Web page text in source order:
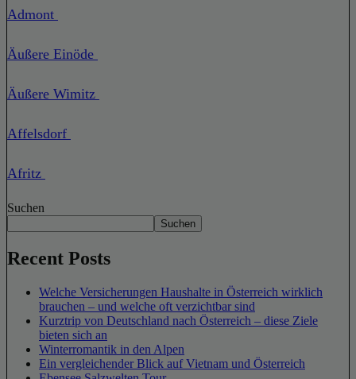
Admont
Äußere Einöde
Äußere Wimitz
Affelsdorf
Afritz
Suchen
Suchen
Recent Posts
Welche Versicherungen Haushalte in Österreich wirklich
brauchen – und welche oft verzichtbar sind
Kurztrip von Deutschland nach Österreich – diese Ziele
bieten sich an
Winterromantik in den Alpen
Ein vergleichender Blick auf Vietnam und Österreich